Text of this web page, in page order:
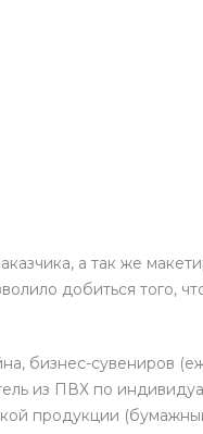
а так же
добиться того,
бизнес-сувениров
из ПВХ по
продукции